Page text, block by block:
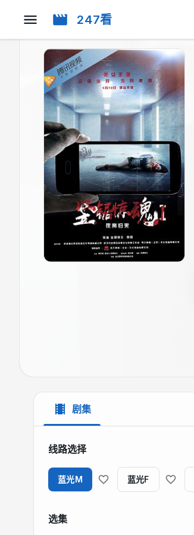
247看
剧集
线路选择
蓝光M 蓝光F
选集